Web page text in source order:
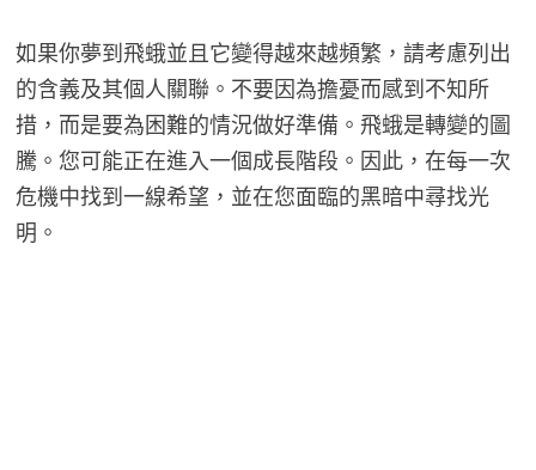
如果你夢到飛蛾並且它變得越來越頻繁，請考慮列出
的含義及其個人關聯。不要因為擔憂而感到不知所
措，而是要為困難的情況做好準備。飛蛾是轉變的圖
騰。您可能正在進入一個成長階段。因此，在每一次
危機中找到一線希望，並在您面臨的黑暗中尋找光
明。